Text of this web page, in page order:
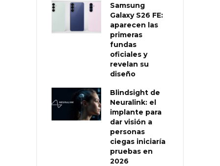
Samsung
Galaxy S26 FE:
aparecen las
primeras
fundas
oficiales y
revelan su
diseño
Blindsight de
Neuralink: el
implante para
dar visión a
personas
ciegas iniciaría
pruebas en
2026